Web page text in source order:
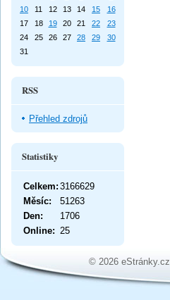
10
11 12 13 14 15
16
17
18 19 20 21 22
23
24
25 26 27 28 29
30
31
RSS
Přehled zdrojů
Statistiky
Online: 25
Celkem: 3166629
Měsíc:
51263
Den:
1706
© 2026 eStránky.cz